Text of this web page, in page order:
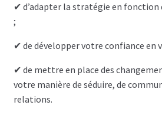
✔ d’adapter la stratégie en
;
✔ de développer votre confiance en
✔ de mettre en place des
votre manière de séduire, de
relations.